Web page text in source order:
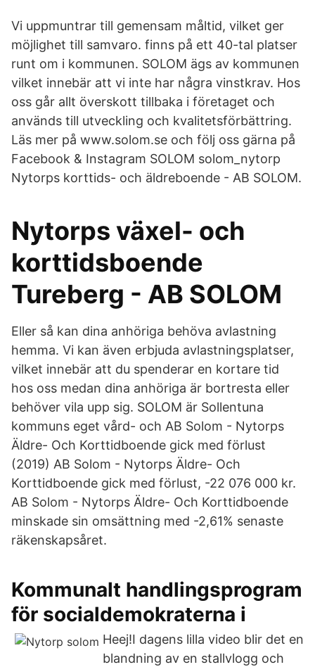
Vi uppmuntrar till gemensam måltid, vilket ger
möjlighet till samvaro. finns på ett 40-tal platser
runt om i kommunen. SOLOM ägs av kommunen
vilket innebär att vi inte har några vinstkrav. Hos
oss går allt överskott tillbaka i företaget och
används till utveckling och kvalitetsförbättring.
Läs mer på www.solom.se och följ oss gärna på
Facebook & Instagram SOLOM solom_nytorp
Nytorps korttids- och äldreboende - AB SOLOM.
Nytorps växel- och
korttidsboende
Tureberg - AB SOLOM
Eller så kan dina anhöriga behöva avlastning
hemma. Vi kan även erbjuda avlastningsplatser,
vilket innebär att du spenderar en kortare tid
hos oss medan dina anhöriga är bortresta eller
behöver vila upp sig. SOLOM är Sollentuna
kommuns eget vård- och AB Solom - Nytorps
Äldre- Och Korttidboende gick med förlust
(2019) AB Solom - Nytorps Äldre- Och
Korttidboende gick med förlust, -22 076 000 kr.
AB Solom - Nytorps Äldre- Och Korttidboende
minskade sin omsättning med -2,61% senaste
räkenskapsåret.
Kommunalt handlingsprogram
för socialdemokraterna i
Heej!I dagens lilla video blir det en
blandning av en stallvlogg och